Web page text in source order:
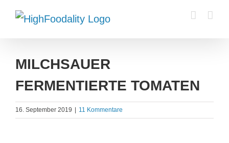
Zum
Inhalt
MILCHSAUER
FERMENTIERTE TOMATEN
16. September 2019 11 Kommentare